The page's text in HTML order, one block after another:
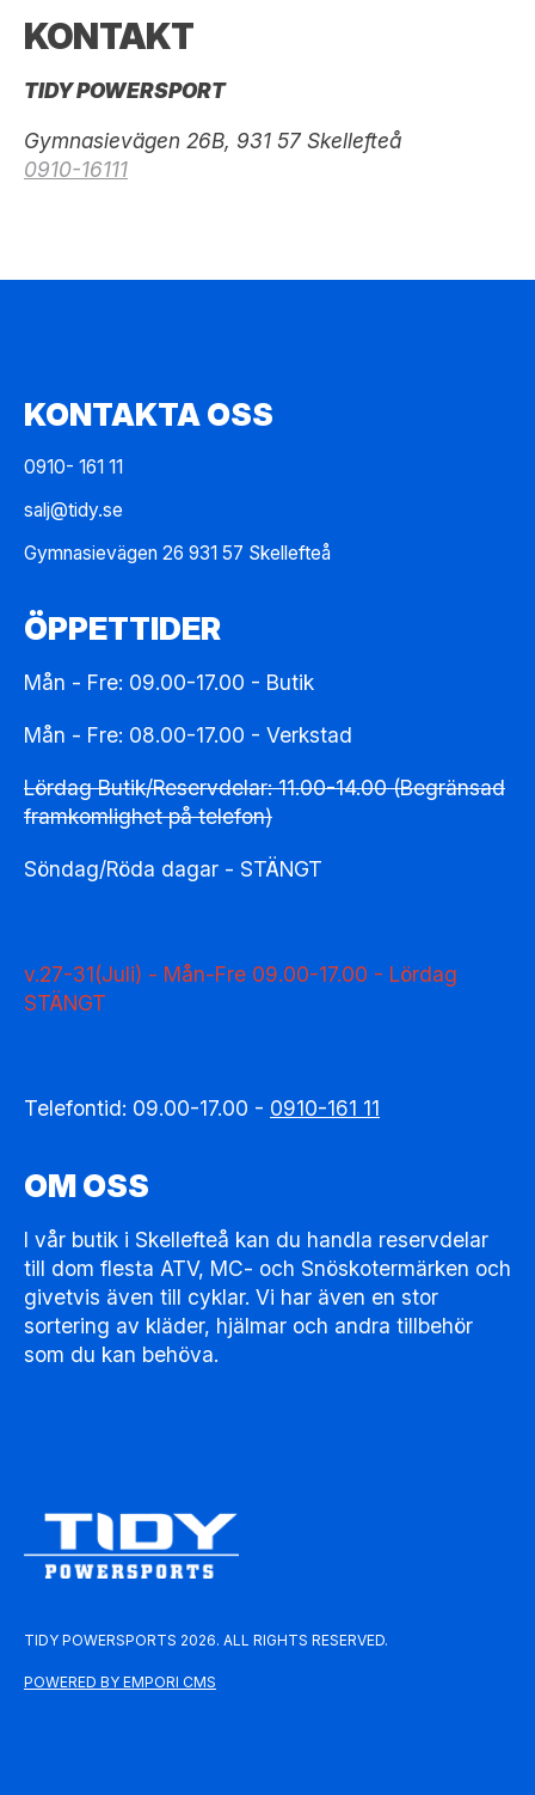
KONTAKT
TIDY POWERSPORT
Gymnasievägen 26B, 931 57 Skellefteå
0910-16111
KONTAKTA OSS
0910- 161 11
salj@tidy.se
Gymnasievägen 26 931 57 Skellefteå
ÖPPETTIDER
Mån - Fre: 09.00-17.00 - Butik
Mån - Fre: 08.00-17.00 - Verkstad
Lördag Butik/Reservdelar: 11.00-14.00 (Begränsad
framkomlighet på telefon)
Söndag/Röda dagar - STÄNGT
v.27-31(Juli) - Mån-Fre 09.00-17.00 - Lördag
STÄNGT
Telefontid: 09.00-17.00 - 0910-161 11
OM OSS
I vår butik i Skellefteå kan du handla reservdelar
till dom flesta ATV, MC- och Snöskotermärken och
givetvis även till cyklar. Vi har även en stor
sortering av kläder, hjälmar och andra tillbehör
som du kan behöva.
TIDY POWERSPORTS 2026. ALL RIGHTS RESERVED.
POWERED BY EMPORI CMS